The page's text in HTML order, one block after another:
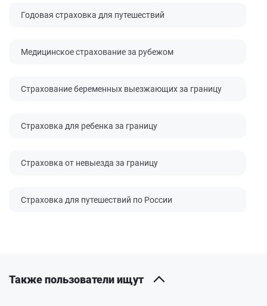
Годовая страховка для путешествий
Медицинское страхование за рубежом
Страхование беременных выезжающих за границу
Страховка для ребенка за границу
Страховка от невыезда за границу
Страховка для путешествий по России
Также пользователи ищут